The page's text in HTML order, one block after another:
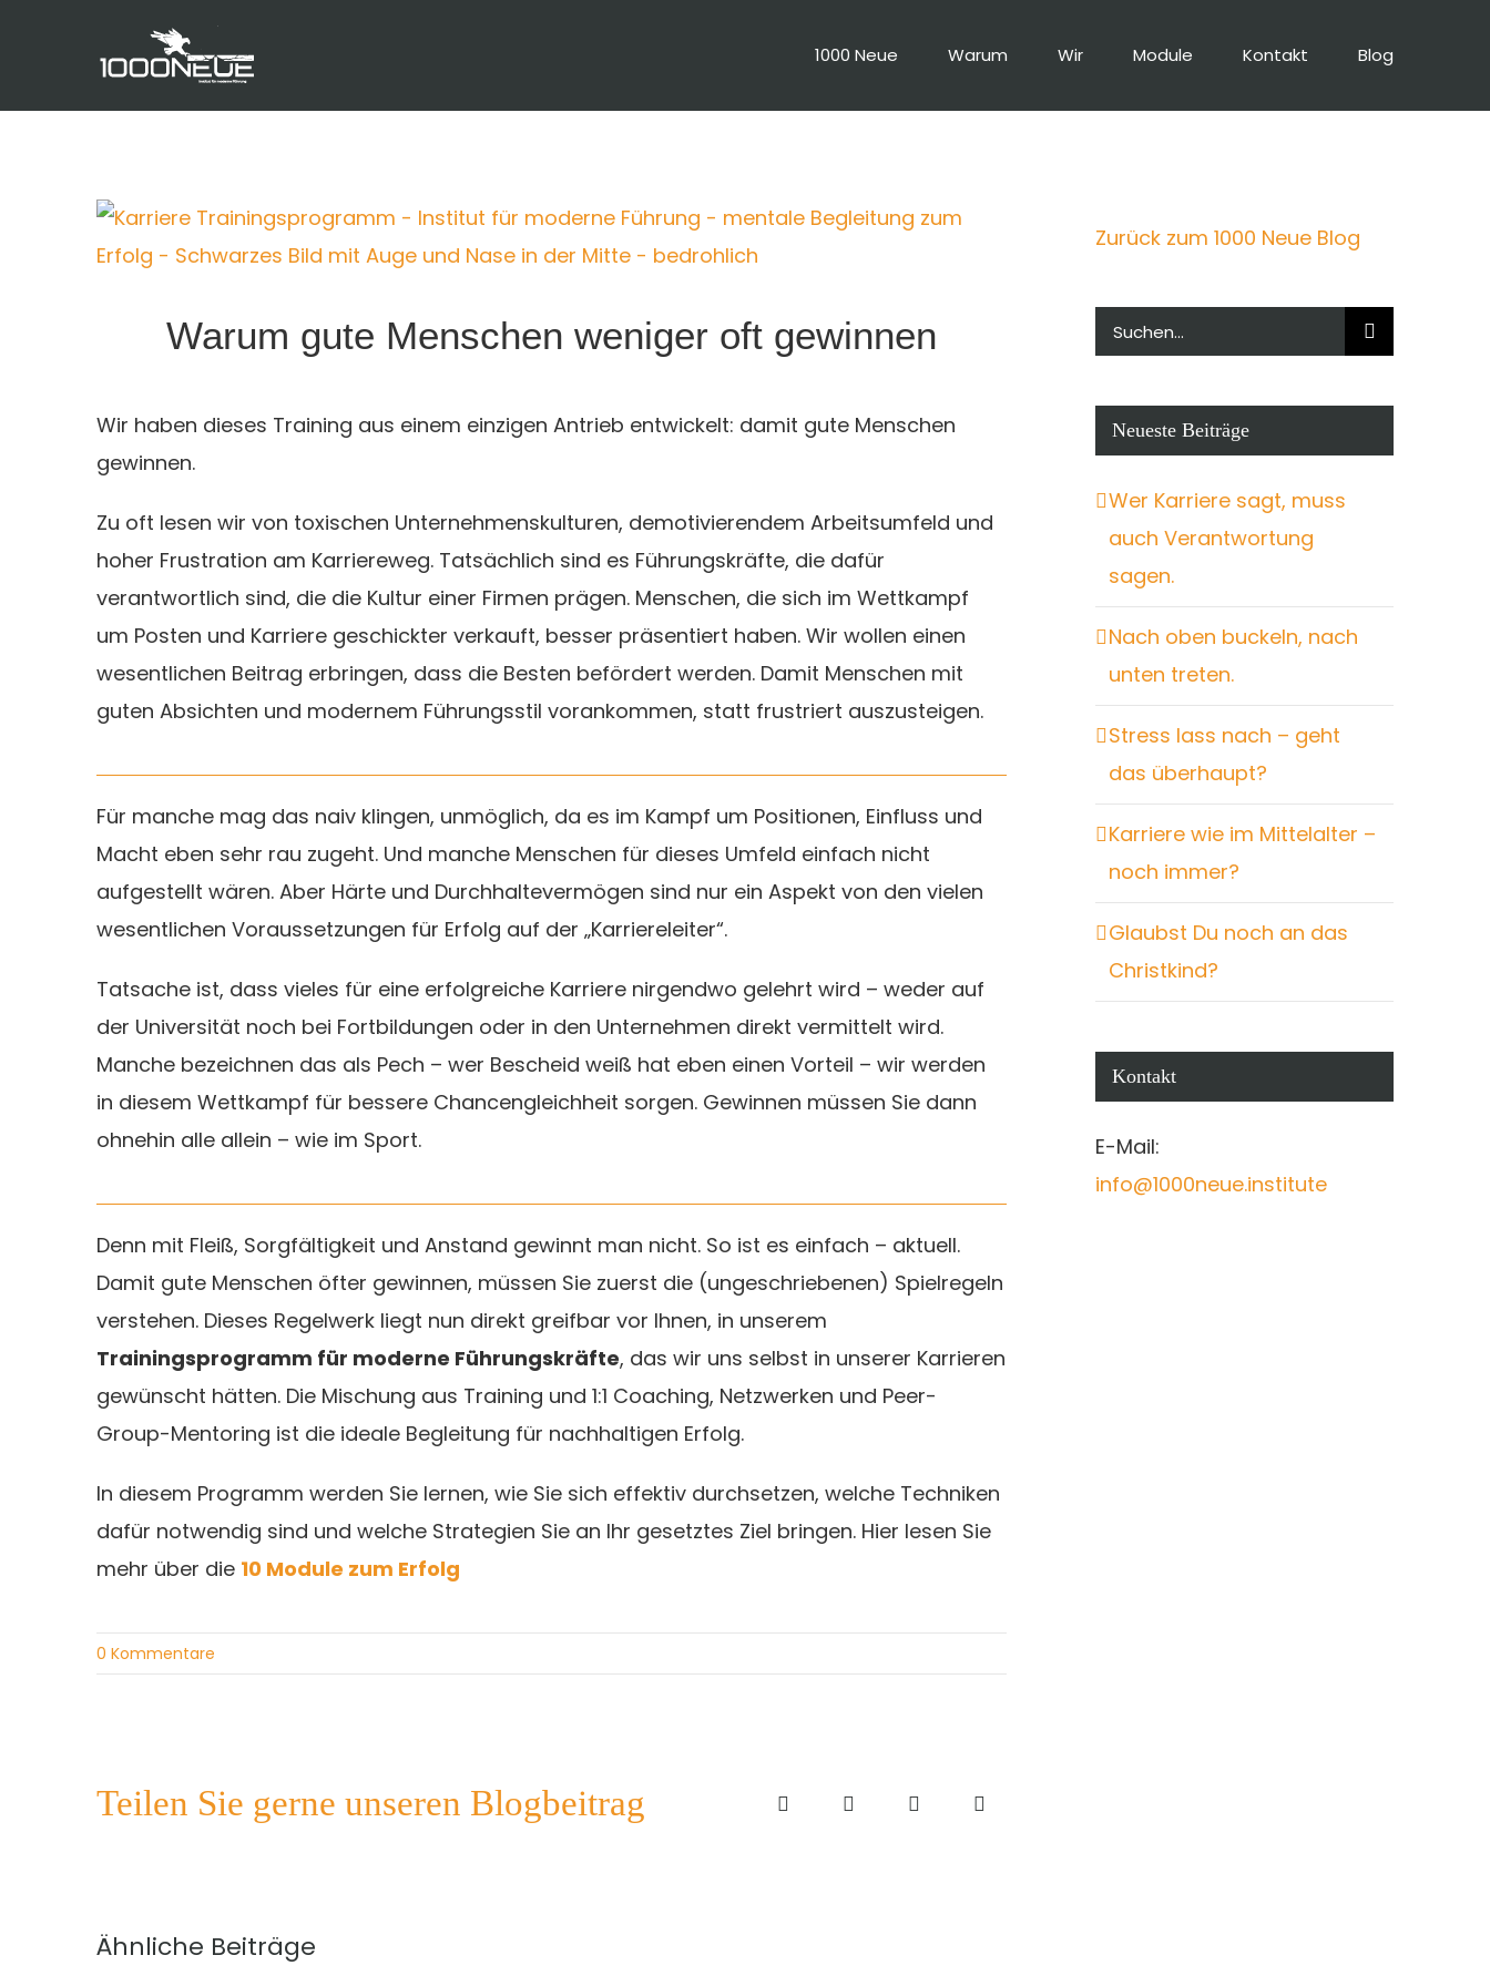
1000 Neue Warum Wir Module Kontakt Blog
Zeige
grösseres
Warum gute Menschen weniger oft gewinnen
Wir haben dieses Training aus einem einzigen Antrieb entwickelt: damit gute Menschen
gewinnen.
Zu oft lesen wir von toxischen Unternehmenskulturen, demotivierendem Arbeitsumfeld und
hoher Frustration am Karriereweg. Tatsächlich sind es Führungskräfte, die dafür
verantwortlich sind, die die Kultur einer Firmen prägen. Menschen, die sich im Wettkampf
um Posten und Karriere geschickter verkauft, besser präsentiert haben. Wir wollen einen
wesentlichen Beitrag erbringen, dass die Besten befördert werden. Damit Menschen mit
guten Absichten und modernem Führungsstil vorankommen, statt frustriert auszusteigen.
Für manche mag das naiv klingen, unmöglich, da es im Kampf um Positionen, Einfluss und
Macht eben sehr rau zugeht. Und manche Menschen für dieses Umfeld einfach nicht
aufgestellt wären. Aber Härte und Durchhaltevermögen sind nur ein Aspekt von den vielen
wesentlichen Voraussetzungen für Erfolg auf der „Karriereleiter“.
Tatsache ist, dass vieles für eine erfolgreiche Karriere nirgendwo gelehrt wird – weder auf
der Universität noch bei Fortbildungen oder in den Unternehmen direkt vermittelt wird.
Manche bezeichnen das als Pech – wer Bescheid weiß hat eben einen Vorteil – wir werden
in diesem Wettkampf für bessere Chancengleichheit sorgen. Gewinnen müssen Sie dann
ohnehin alle allein – wie im Sport.
Denn mit Fleiß, Sorgfältigkeit und Anstand gewinnt man nicht. So ist es einfach – aktuell.
Damit gute Menschen öfter gewinnen, müssen Sie zuerst die (ungeschriebenen) Spielregeln
verstehen. Dieses Regelwerk liegt nun direkt greifbar vor Ihnen, in unserem
Trainingsprogramm für moderne Führungskräfte, das wir uns selbst in unserer Karrieren
gewünscht hätten. Die Mischung aus Training und 1:1 Coaching, Netzwerken und Peer-
Group-Mentoring ist die ideale Begleitung für nachhaltigen Erfolg.
In diesem Programm werden Sie lernen, wie Sie sich effektiv durchsetzen, welche Techniken
dafür notwendig sind und welche Strategien Sie an Ihr gesetztes Ziel bringen. Hier lesen Sie
mehr über die 10 Module zum Erfolg
0 Kommentare
Teilen Sie gerne unseren Blogbeitrag Facebook
X LinkedInE-
Ähnliche Beiträge
Zurück zum 1000 Neue Blog
Suche
nach:
Neueste Beiträge
Wer Karriere sagt, muss
auch Verantwortung
sagen.
Nach oben buckeln, nach
unten treten.
Stress lass nach – geht
das überhaupt?
Karriere wie im Mittelalter –
noch immer?
Glaubst Du noch an das
Christkind?
Kontakt
E-Mail:
info@1000neue.institute